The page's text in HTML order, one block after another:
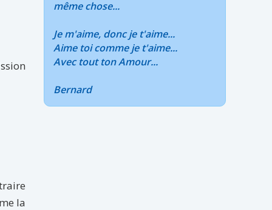
la
même chose...
Je m'aime, donc je t'aime...
Aime toi comme je t'aime...
Avec tout ton Amour...
Bernard